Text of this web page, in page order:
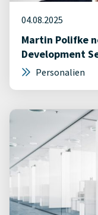
04.08.2025
Martin Polifke
Development
Personalien